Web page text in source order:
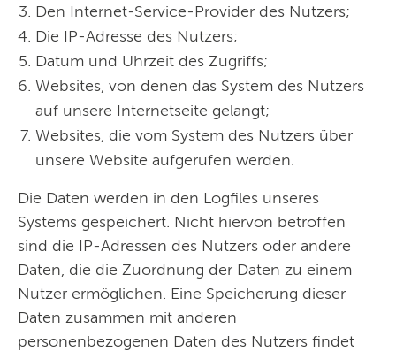
Den Internet-Service-Provider des Nutzers;
Die IP-Adresse des Nutzers;
Datum und Uhrzeit des Zugriffs;
Websites, von denen das System des Nutzers
auf unsere Internetseite gelangt;
Websites, die vom System des Nutzers über
unsere Website aufgerufen werden.
Die Daten werden in den Logfiles unseres
Systems gespeichert. Nicht hiervon betroffen
sind die IP-Adressen des Nutzers oder andere
Daten, die die Zuordnung der Daten zu einem
Nutzer ermöglichen. Eine Speicherung dieser
Daten zusammen mit anderen
personenbezogenen Daten des Nutzers findet